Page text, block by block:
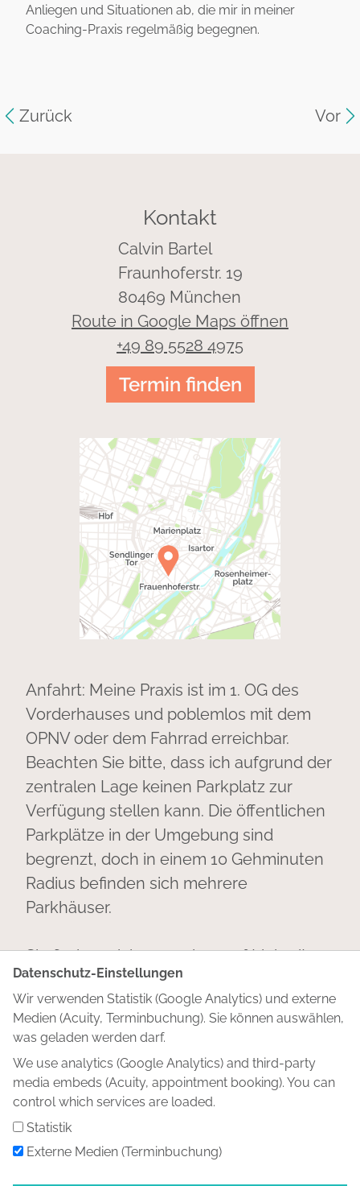
Anliegen und Situationen ab, die mir in meiner
Coaching-Praxis regelmäßig begegnen.
Zurück Vor
Kontakt
Calvin Bartel
Fraunhoferstr. 19
80469 München
Route in Google Maps öffnen
+49 89 5528 4975
Termin finden
Anfahrt: Meine Praxis ist im 1. OG des
Vorderhauses und poblemlos mit dem
OPNV oder dem Fahrrad erreichbar.
Beachten Sie bitte, dass ich aufgrund der
zentralen Lage keinen Parkplatz zur
Verfügung stellen kann. Die öffentlichen
Parkplätze in der Umgebung sind
begrenzt, doch in einem 10 Gehminuten
Radius befinden sich mehrere
Parkhäuser.
Sie finden mich außerdem aufLinkedIn.
Gerne können wir uns auch hier
vernetzen!
Angebot
Blog
Datenschutz-Einstellungen
Wir verwenden Statistik (Google Analytics) und externe
Medien (Acuity, Terminbuchung). Sie können auswählen,
was geladen werden darf.
We use analytics (Google Analytics) and third-party
media embeds (Acuity, appointment booking). You can
control which services are loaded.
Statistik
Externe Medien (Terminbuchung)